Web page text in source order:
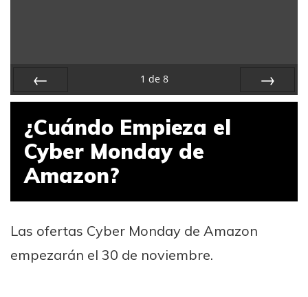
Previa
1 de 8
Próximo
¿Cuándo Empieza el
Cyber Monday de
Amazon?
Las ofertas Cyber Monday de Amazon
empezarán el 30 de noviembre.